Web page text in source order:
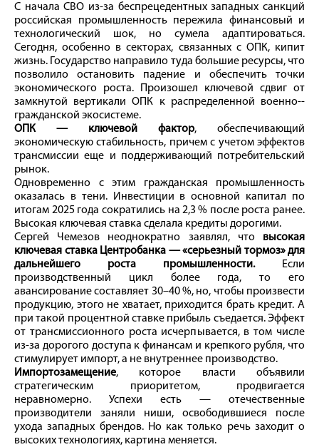
С начала СВО из-за беспрецедентных западных санкций
российская промышленность пережила финансовый и
технологический шок, но сумела адаптироваться.
Сегодня, особенно в секторах, связанных с ОПК, кипит
жизнь. Государство направило туда большие ресурсы, что
позволило остановить падение и обеспечить точки
экономического роста. Произошел ключевой сдвиг от
замкнутой вертикали ОПК к распределенной военно-­
гражданской экосистеме.
ОПК — ключевой фактор, обеспечивающий
экономическую стабильность, причем с учетом эффектов
трансмиссии еще и поддерживающий потребительский
рынок.
Одновременно с этим гражданская промышленность
оказалась в тени. Инвестиции в основной капитал по
итогам 2025 года сократились на 2,3 % после роста ранее.
Высокая ключевая ставка сделала кредиты дорогими.
Сергей Чемезов неоднократно заявлял, что высокая
ключевая ставка Центробанка — «серьезный тормоз» для
дальнейшего роста промышленности.Если
производственный цикл более года, то его
авансирование составляет 30–40 %, но, чтобы произвести
продукцию, этого не хватает, приходится брать кредит. А
при такой процентной ставке прибыль съедается. Эффект
от трансмиссионного роста исчерпывается, в том числе
из-за дорогого доступа к финансам и крепкого руб­ля, что
стимулирует импорт, а не внутреннее производство.
Импортозамещение, которое власти объявили
стратегическим приоритетом, продвигается
неравномерно. Успехи есть — отечественные
производители заняли ниши, освободившиеся после
ухода западных брендов. Но как только речь заходит о
высоких технологиях, картина меняется.